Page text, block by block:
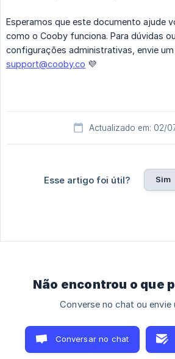
Esperamos que este documento ajude
como o Cooby funciona. Para dúvidas
configurações administrativas, envie
support@cooby.co 💜
Actualizado em: 02/
Esse artigo foi útil? Sim
Não encontrou o que
Converse no chat ou envie
Conversar no chat